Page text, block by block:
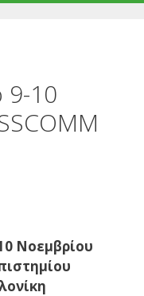
9-10
Νοεμβρίου